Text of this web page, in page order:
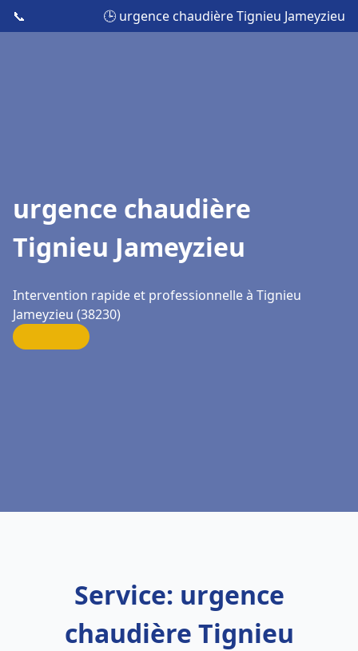
📞 🕒 urgence chaudière Tignieu Jameyzieu
urgence chaudière
Tignieu Jameyzieu
Intervention rapide et professionnelle à Tignieu
Jameyzieu (38230)
Service: urgence
chaudière Tignieu